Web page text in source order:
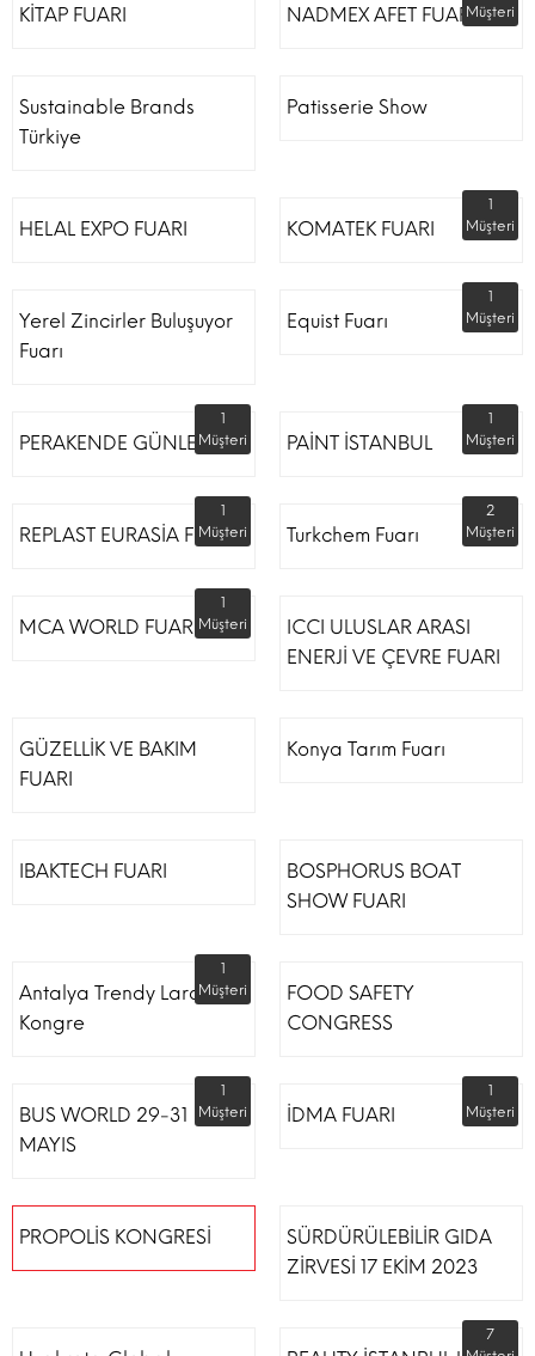
KİTAP FUARI NADMEX AFET FUARIMüşteri
Sustainable Brands
Türkiye
Patisserie Show
HELAL EXPO FUARI KOMATEK FUARI
1
Müşteri
Yerel Zincirler Buluşuyor
Fuarı
Equist Fuarı
1
Müşteri
PERAKENDE GÜNLERİ
1
Müşteri
PAİNT İSTANBUL
1
Müşteri
REPLAST EURASİA FUARI
1
Müşteri
Turkchem Fuarı
2
Müşteri
MCA WORLD FUARI
1
Müşteri
ICCI ULUSLAR ARASI
ENERJİ VE ÇEVRE FUARI
GÜZELLİK VE BAKIM
FUARI
Konya Tarım Fuarı
IBAKTECH FUARI
BOSPHORUS BOAT
SHOW FUARI
Antalya Trendy Lara Otel
Kongre
1
Müşteri
FOOD SAFETY
CONGRESS
BUS WORLD 29-31
MAYIS
1
Müşteri
İDMA FUARI
1
Müşteri
PROPOLİS KONGRESİ
SÜRDÜRÜLEBİLİR GIDA
ZİRVESİ 17 EKİM 2023
7